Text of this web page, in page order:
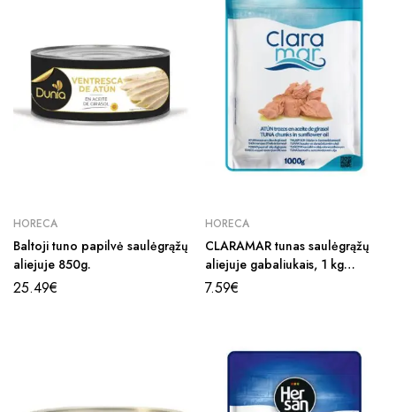
HORECA
Baltoji tuno papilvė saulėgrąžų
aliejuje 850g.
25.49€
HORECA
CLARAMAR tunas saulėgrąžų
aliejuje gabaliukais, 1 kg
maišelis
7.59€